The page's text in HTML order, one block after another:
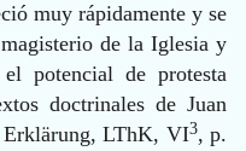
muy rápidamente y se
de la Iglesia y
potencial de protesta
doctrinales de Juan
LThK, VI3, p.